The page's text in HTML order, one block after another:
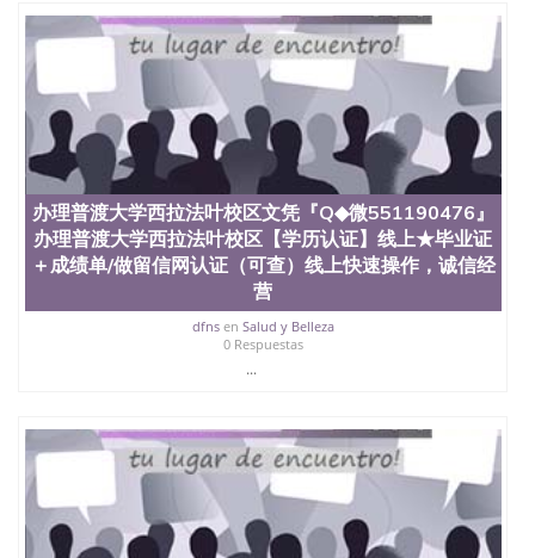
品部做成品； 6、成品做好拍照或者视频确认再付余
款； 7、快递给客户（国内顺丰，国外DHL）。 三、
真实网上可查的证明材料 1、教育部学历学位认证，
留服真实存档可查，存档。 2、留学回国人员证明
（使馆认证），使馆网站真实存档可查。 3、留信网
真实可查认证办理，存档可查，终身受用。 四、办理
流程农业科学院、艺术与建筑学院、商学院、交流学
院、地球及物质科学院、教育学院、工程学院、健康
与人类发展学院、信息工程与科学学院、人文学院、
护理学院、科学学院等。学校的教育学院排名在全美
前十名，工学院排名在前十五名，且继续攀升中。纽
约大学为学生们提供本科、硕士及博士学位。学校的
专业课程包括：会计学、MBA、财务、教育、建筑工
程、经济、医学、护理、文学、音乐、生物学、统计
学、美术、电子工程、天文学、农业、环境污染控
制、历史、电气工程、生物工程、建筑设计、工商管
理、材料科学、机械工程、航天工程、土木工程、数
科、金融专业 1、客户提供相关材料，确定客户办理
信息，给出操作方案； 2、补充毕业证成绩单等相关
材料； 3、留服注册申请账号，付定金； 4、预约递
交时间，公司人员陪同客户本人一起去留服递交材
料； 5、等待结果，完成结果书留服直接邮寄给客户
办理普渡大学西拉法叶校区文凭『Q◆微551190476』
办理普渡大学西拉法叶校区【学历认证】线上★毕业证
＋成绩单/做留信网认证（可查）线上快速操作，诚信经
营
dfnsen Salud y Belleza
0 Respuestas
...